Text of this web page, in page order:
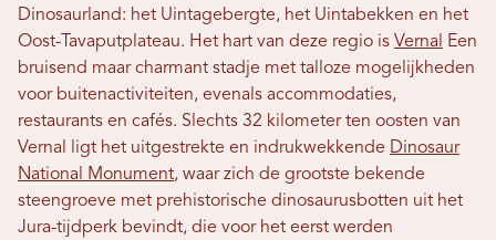
Dinosaurland: het Uintagebergte, het Uintabekken en het
Oost-Tavaputplateau. Het hart van deze regio is Vernal
Een
bruisend maar charmant stadje met talloze mogelijkheden
voor buitenactiviteiten, evenals accommodaties,
restaurants en cafés. Slechts 32 kilometer ten oosten van
Vernal ligt het uitgestrekte en indrukwekkende Dinosaur
National Monument, waar zich de grootste bekende
steengroeve met prehistorische dinosaurusbotten uit het
Jura-tijdperk bevindt, die voor het eerst werden